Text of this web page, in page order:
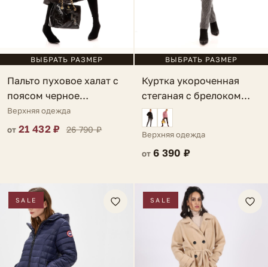
ВЫБРАТЬ РАЗМЕР
Пальто пуховое халат с
поясом черное
Manciano
Верхняя одежда
от 21 432 ₽ 26 790 ₽
ВЫБРАТЬ РАЗМЕР
Куртка укороченная
стеганая с брелоком
серая Lauria
Верхняя одежда
от 6 390 ₽
SALE SALE